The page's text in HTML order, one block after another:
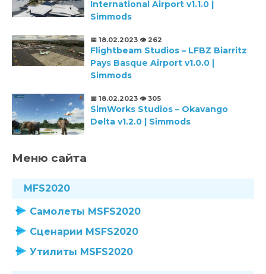
International Airport v1.1.0 |
Simmods
📅 18.02.2023 👁️ 262
Flightbeam Studios – LFBZ Biarritz
Pays Basque Airport v1.0.0 |
Simmods
📅 18.02.2023 👁️ 305
SimWorks Studios – Okavango
Delta v1.2.0 | Simmods
Меню сайта
MFS2020
Самолеты MSFS2020
Сценарии MSFS2020
Утилиты MSFS2020